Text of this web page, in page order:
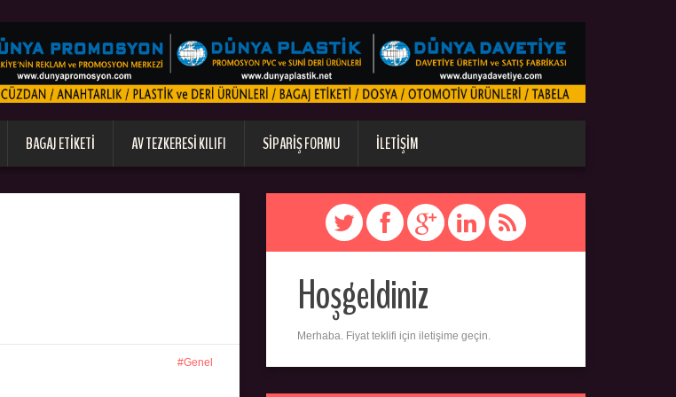
BAGAJ ETIKETI AV TEZKERESI KILIFI SIPARIŞ FORMU İLETIŞIM
Genel
Hoşgeldiniz
Merhaba. Fiyat teklifi için iletişime geçin.